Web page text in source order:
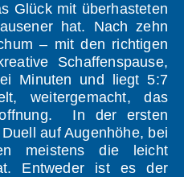
Glück mit überhasteten
hat. Nach zehn
– mit den richtigen
Schaffenspause,
Minuten und liegt 5:7
weitergemacht, das
In der ersten
auf Augenhöhe, bei
meistens die leicht
Entweder ist es der